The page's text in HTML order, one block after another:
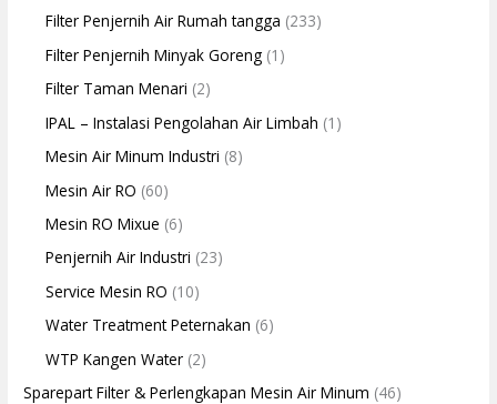
Filter Penjernih Air Rumah tangga (233)
Filter Penjernih Minyak Goreng (1)
Filter Taman Menari (2)
IPAL – Instalasi Pengolahan Air Limbah (1)
Mesin Air Minum Industri (8)
Mesin Air RO (60)
Mesin RO Mixue (6)
Penjernih Air Industri (23)
Service Mesin RO (10)
Water Treatment Peternakan (6)
WTP Kangen Water (2)
Sparepart Filter & Perlengkapan Mesin Air Minum (46)